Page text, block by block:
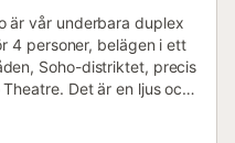
är vår underbara duplex
4 personer, belägen i ett
Soho-distriktet, precis
Det är en ljus och
några minuters